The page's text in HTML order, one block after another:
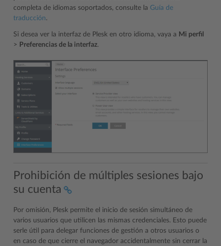
completa de idiomas soportados, consulte la Guía de
traducción.
Si desea ver la interfaz de Plesk en otro idioma, vaya a Mi perfil
> Preferencias de la interfaz.
Prohibición de múltiples sesiones bajo
su cuenta
Por omisión, Plesk permite el inicio de sesión simultáneo de
varios usuarios que utilicen las mismas credenciales. Esto puede
serle útil para delegar funciones de gestión a otros usuarios o
en caso de que cierre el navegador accidentalmente sin cerrar la